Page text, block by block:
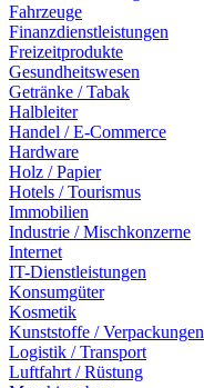
Fahrzeuge
Finanzdienstleistungen
Freizeitprodukte
Gesundheitswesen
Getränke / Tabak
Halbleiter
Handel / E-Commerce
Hardware
Holz / Papier
Hotels / Tourismus
Immobilien
Industrie / Mischkonzerne
Internet
IT-Dienstleistungen
Konsumgüter
Kosmetik
Kunststoffe / Verpackungen
Logistik / Transport
Luftfahrt / Rüstung